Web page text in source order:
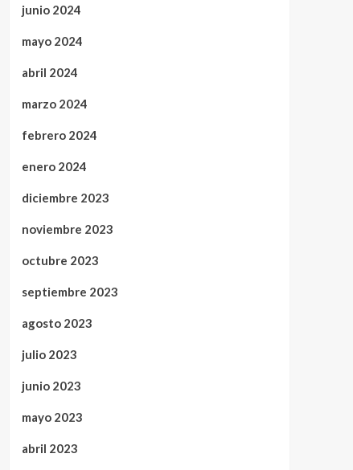
junio 2024
mayo 2024
abril 2024
marzo 2024
febrero 2024
enero 2024
diciembre 2023
noviembre 2023
octubre 2023
septiembre 2023
agosto 2023
julio 2023
junio 2023
mayo 2023
abril 2023